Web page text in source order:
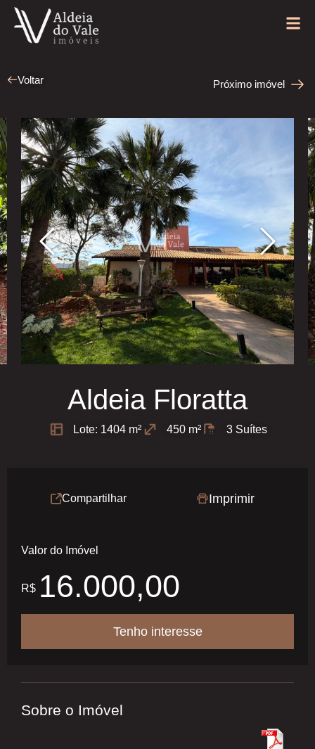
Voltar Próximo imóvel
Aldeia Floratta
Lote: 1404 m² 450 m² 3 Suítes
Sobre o Imóvel
Compartilhar Imprimir
Valor do Imóvel
R$ 16.000,00
Tenho interesse